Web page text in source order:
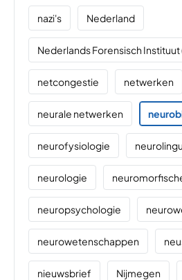
nazi's Nederland
Nederlands Forensisch Instituut
netcongestie netwerken
neurale netwerken
neurofysiologie
neurologie
neuropsychologie
neurowetenschappen
nieuwsbrief Nijmegen